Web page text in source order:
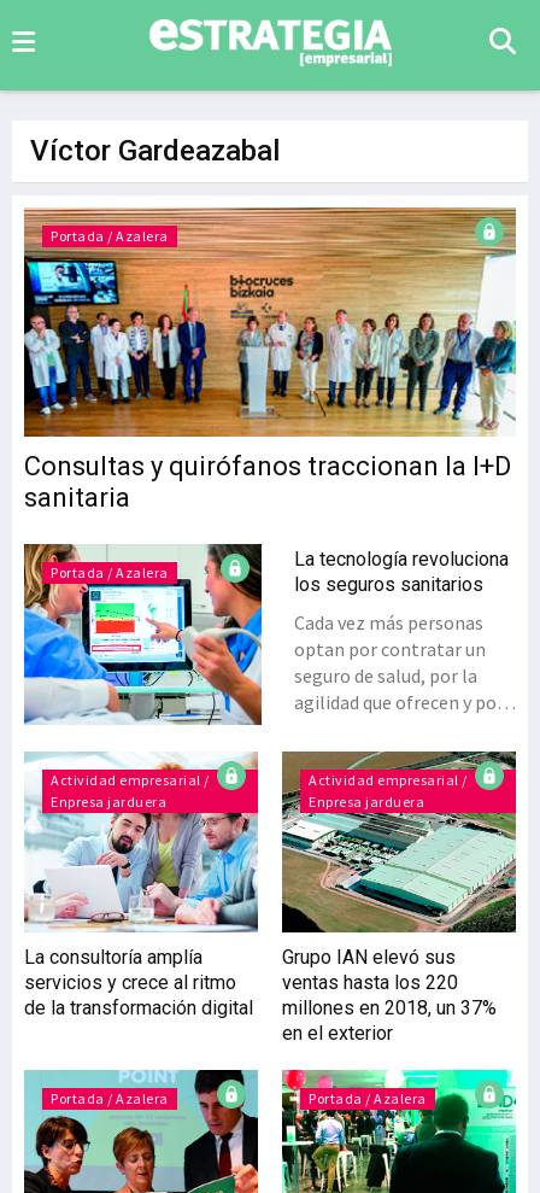
Víctor Gardeazabal
Consultas y quirófanos traccionan la I+D
sanitaria
Portada / Azalera
Portada / Azalera
La tecnología revoluciona
los seguros sanitarios
Cada vez más personas
optan por contratar un
seguro de salud, por la
agilidad que ofrecen y por
que incluyen. El sector no
es ajeno a la ‘revolución
digital’ y la innovación
está guiando la
transformación de las
aseguradoras, en especial
ante los retos que se
por el envejecimiento.La
tecnología, con
innovaciones como la
teleasistencia, continúa
con su desembarco en el
mundo de los seguros y la
sanidad privada. Su
impacto ya ha iniciado una
profunda transformación
Actividad empresarial /
Enpresa jarduera
La consultoría amplía
servicios y crece al ritmo
de la transformación digital
Actividad empresarial /
Enpresa jarduera
Grupo IAN elevó sus
ventas hasta los 220
millones en 2018, un 37%
en el exterior
Portada / Azalera Portada / Azalera